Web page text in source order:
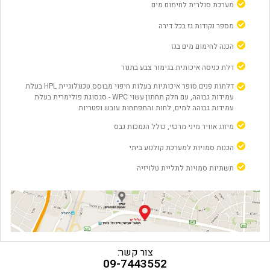
מערכת סולרית לחימום מים
מספר נקודות גז בכל דירה
הכנה לחימום מים בגז
דלת כניסה איכותית בגימור צבע בתנור
דלתות פנים סופר איכותיות בעלות חיפוי מבוסס טכנולוגיית HPL בעלת
עמידות גבוהה, עם חלק תחתון עשוי WPC - סגסוגת פולימרית בעלת
עמידות גבוהה למים, לחות והתפתחות עובש ופטריות
מיזוג אוויר מיני מרכזי, כולל הנמכות גבס
הכנות סמויות למערכת קולנוע ביתי
תשתיות סמויות לתליית טלויזיה
ארון רחצה בחדר אמבטיה, כולל מראה וכיור אינטגרלי
מיכלי אשפה טמונים בתת קרקע
צור קשר:
09-7443552